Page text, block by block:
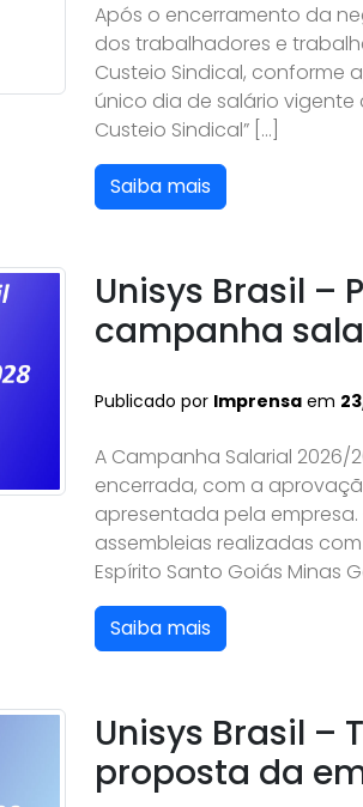
Após o encerramento da
dos trabalhadores e
Custeio Sindical, conforme
único dia de salário
Custeio Sindical” […]
Saiba mais
Unisys Brasil –
campanha
Publicado por Imprensa em
A Campanha Salarial 2026/
encerrada, com a
apresentada pela
assembleias realizadas
Espírito Santo Goiás Minas
Saiba mais
Unisys Brasil –
proposta da